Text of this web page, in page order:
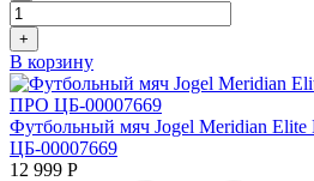
+
В корзину
Футбольный мяч Jogel Meridian
ЦБ-00007669
12 999 Р